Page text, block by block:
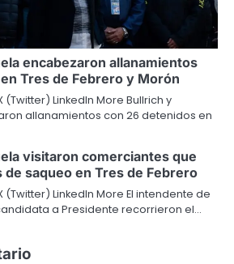
encabezaron allanamientos
Tres de Febrero y Morón
(Twitter) LinkedIn More Bullrich y
allanamientos con 26 detenidos en
visitaron comerciantes que
saqueo en Tres de Febrero
(Twitter) LinkedIn More El intendente de
a Presidente recorrieron el…